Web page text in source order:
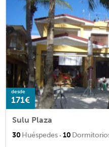
desde
171€
Sulu Plaza
30 Huéspedes · 10